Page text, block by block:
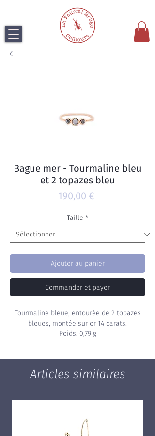
Bague mer - Tourmaline bleu
et 2 topazes bleu
190,00 €
Taille *
Ajouter au panier
Commander et payer
Tourmaline bleue, entourée de 2 topazes
bleues, montée sur or 14 carats.
Poids: 0,79 g
Articles similaires